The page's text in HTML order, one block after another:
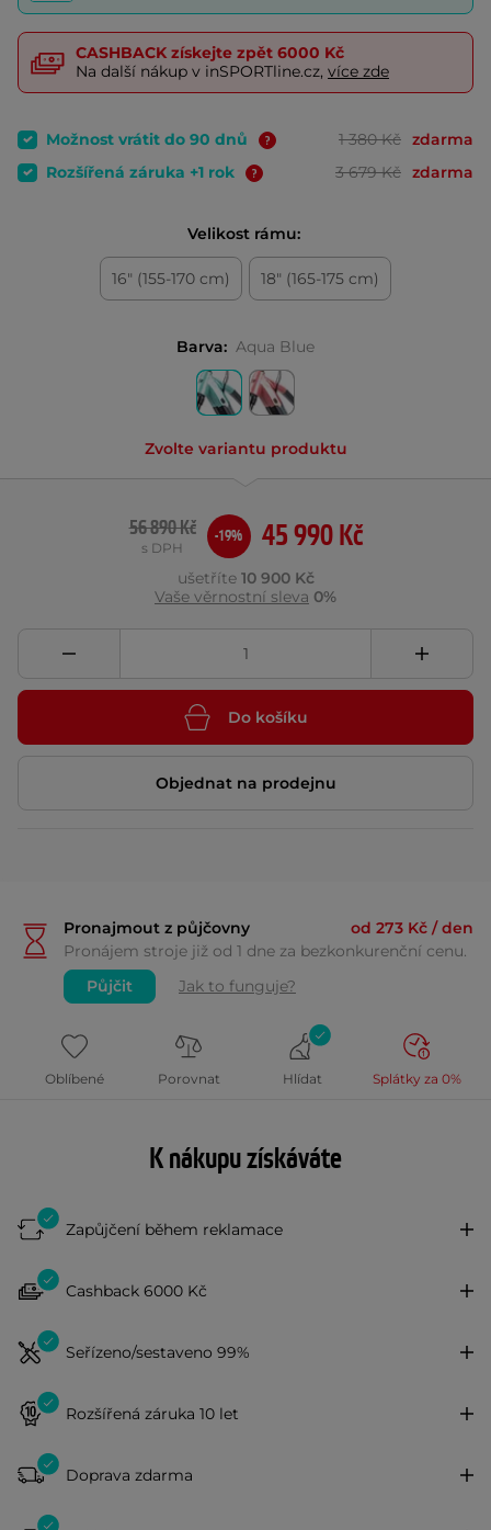
CASHBACK získejte zpět 6000 Kč
Na další nákup v inSPORTline.cz, více zde
Možnost vrátit do 90 dnů 1 380 Kč zdarma
Rozšířená záruka +1 rok
3 679 Kč zdarma
Velikost rámu:
16" (155-170 cm) 18" (165-175 cm)
Barva: Aqua Blue
Zvolte variantu produktu
45 990 Kč
56 890 Kč
s DPH
-19%
ušetříte 10 900 Kč
Vaše věrnostní sleva 0%
Do košíku
Objednat na prodejnu
od 273 Kč / den
Pronajmout z půjčovny
Pronájem stroje již od 1 dne za bezkonkurenční cenu.
Půjčit
Jak to funguje?
Oblíbené Porovnat Hlídat Splátky za 0%
K nákupu získáváte
Zapůjčení během reklamace
Cashback 6000 Kč
Seřízeno/sestaveno 99%
Rozšířená záruka 10 let
Doprava zdarma